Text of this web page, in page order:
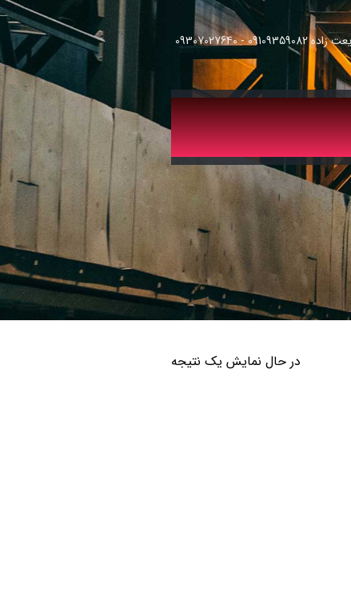
- 09307027640
در حال نمایش یک نتیجه